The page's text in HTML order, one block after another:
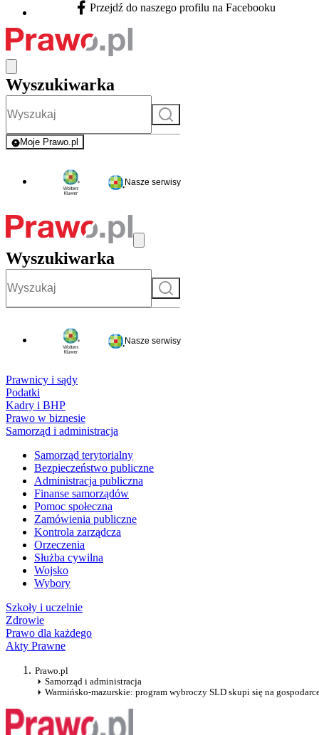
Facebook - otwiera się w nowej karcie
Przejdź do naszego profilu na Facebooku
Wyszukiwarka
Szukaj
Moje Prawo.pl
- rejestracja i logowanie do serwisu
Nasze serwisy
Wyszukiwarka
Szukaj
Nasze serwisy
Prawnicy i sądy
Podatki
Kadry i BHP
Prawo w biznesie
Samorząd i administracja
Samorząd terytorialny
Bezpieczeństwo publiczne
Administracja publiczna
Finanse samorządów
Pomoc społeczna
Zamówienia publiczne
Kontrola zarządcza
Orzeczenia
Służba cywilna
Wojsko
Wybory
Szkoły i uczelnie
Zdrowie
Prawo dla każdego
Akty Prawne
Prawo.pl
Samorząd i administracja
Warmińsko-mazurskie: program wybroczy SLD skupi się na